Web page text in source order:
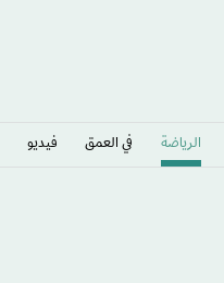
الرياضة في العمق فيديو